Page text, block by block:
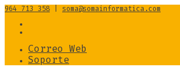
964 713 358 soma@somainformatica.com
Correo Web
Soporte